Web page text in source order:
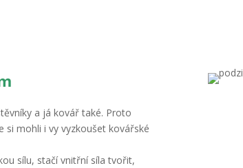
a já kovář také. Proto
si mohli i vy vyzkoušet kovářské
sílu, stačí vnitřní síla tvořit,